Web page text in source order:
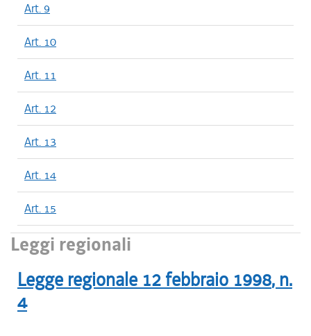
Art. 9
Art. 10
Art. 11
Art. 12
Art. 13
Art. 14
Art. 15
Leggi regionali
Legge regionale 12 febbraio 1998, n.
4